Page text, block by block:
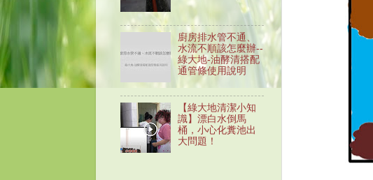
廚房排水管不通、
水流不順該怎麼辦--
綠大地-油酵清搭配
通管條使用說明
【綠大地清潔小知
識】漂白水倒馬
桶，小心化糞池出
大問題！